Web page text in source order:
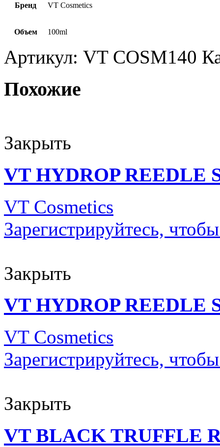
Бренд VT Cosmetics
Объем 100ml
Артикул: VT COSM140
Похожие
Закрыть
VT HYDROP REEDLE
VT Cosmetics
Зарегистрируйтесь,
Закрыть
VT HYDROP REEDLE
VT Cosmetics
Зарегистрируйтесь,
Закрыть
VT BLACK TRUFFLE